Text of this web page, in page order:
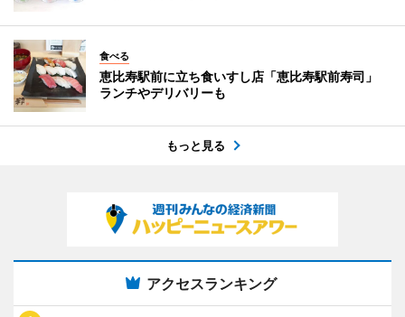
食べる
恵比寿駅前に立ち食いすし店「恵比寿駅前寿司」
ランチやデリバリーも
もっと見る
アクセスランキング